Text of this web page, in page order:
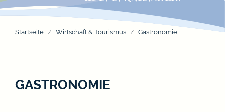
Startseite Wirtschaft & Tourismus Gastronomie
GASTRONOMIE